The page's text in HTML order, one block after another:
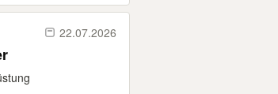
22.07.2026